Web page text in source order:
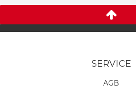
SERVICE
AGB